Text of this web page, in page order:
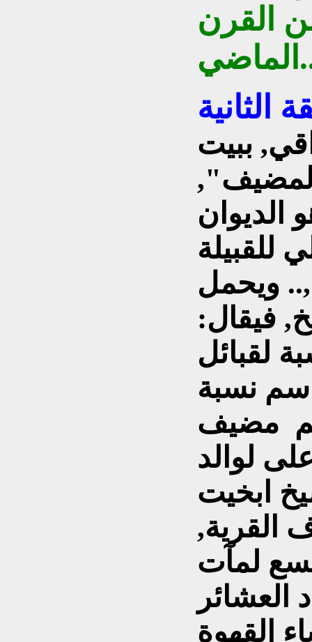
القرن
ببيت
الديوان
للقبيلة
ويحمل
فيقال:
لقبائل
نسبة
مضيف
لوالد
القرية,
لمآت
العشائر
القهوة